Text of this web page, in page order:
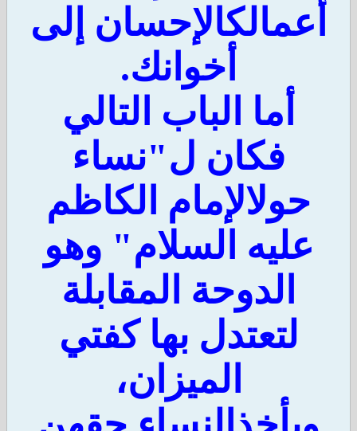
إلى
أخوانك.
أما الباب التالي
فكان ل"نساء
حولالإمام الكاظم
عليه السلام" وهو
الدوحة المقابلة
لتعتدل بها كفتي
الميزان،